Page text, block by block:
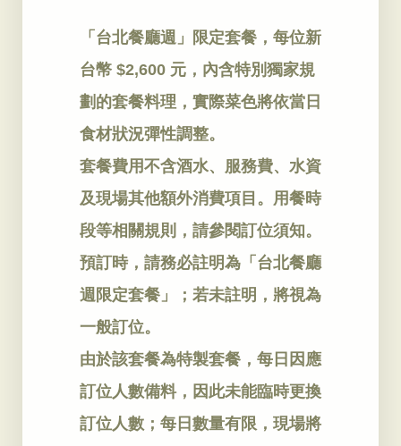
「台北餐廳週」限定套餐，每位新
台幣 $2,600 元，內含特別獨家規
劃的套餐料理，實際菜色將依當日
食材狀況彈性調整。
套餐費用不含酒水、服務費、水資
及現場其他額外消費項目。用餐時
段等相關規則，請參閱訂位須知。
預訂時，請務必註明為「台北餐廳
週限定套餐」；若未註明，將視為
一般訂位。
由於該套餐為特製套餐，每日因應
訂位人數備料，因此未能臨時更換
訂位人數；每日數量有限，現場將